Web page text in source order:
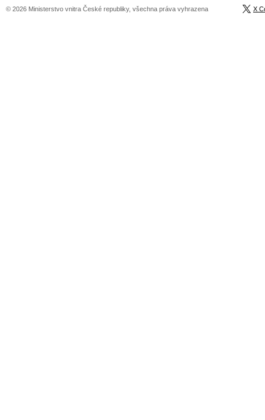
© 2026 Ministerstvo vnitra České republiky, všechna práva vyhrazena X